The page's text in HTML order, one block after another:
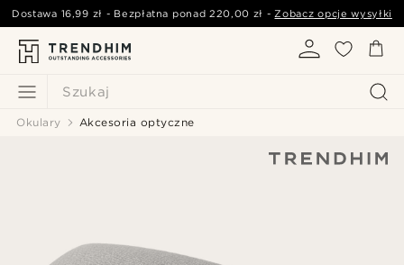
Szukaj
Dostawa 16,99 zł - Bezpłatna ponad220,00 zł -Zobacz opcje wysyłki
Okulary Akcesoria optyczne